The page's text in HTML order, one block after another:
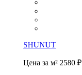
SHUNUT
Цена за м² 2580 ₽